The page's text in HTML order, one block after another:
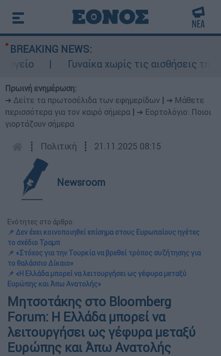
BREAKING NEWS:
Γυναίκα χωρίς τις αισθήσεις της
Πρωινή ενημέρωση:
➔ Δείτε τα πρωτοσέλιδα των εφημερίδων
➔ Μάθετε
περισσότερα για τον καιρό σήμερα
➔ Εορτολόγιο: Ποιοι
γιορτάζουν σήμερα
┋ Πολιτική ┋ 21.11.2025 08:15
Newsroom
Ενότητες στο άρθρο:
📌 Δεν έχει κοινοποιηθεί επίσημα στους Ευρωπαίους ηγέτες
το σχέδιο Τραμπ
📌 «Στόχος για την Τουρκία να βρεθεί τρόπος συζήτησης για
το θαλάσσιο Δίκαιο»
📌 «Η Ελλάδα μπορεί να λειτουργήσει ως γέφυρα μεταξύ
Ευρώπης και Άπω Ανατολής»
Μητσοτάκης στο Bloomberg
Forum: Η Ελλάδα μπορεί να
λειτουργήσει ως γέφυρα μεταξύ
Ευρώπης και Άπω Ανατολής